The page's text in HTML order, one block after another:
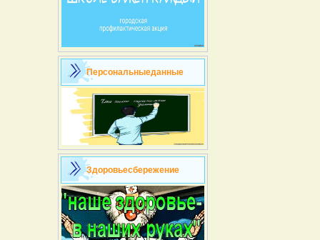
Персональныеданные
Здоровьесбережение